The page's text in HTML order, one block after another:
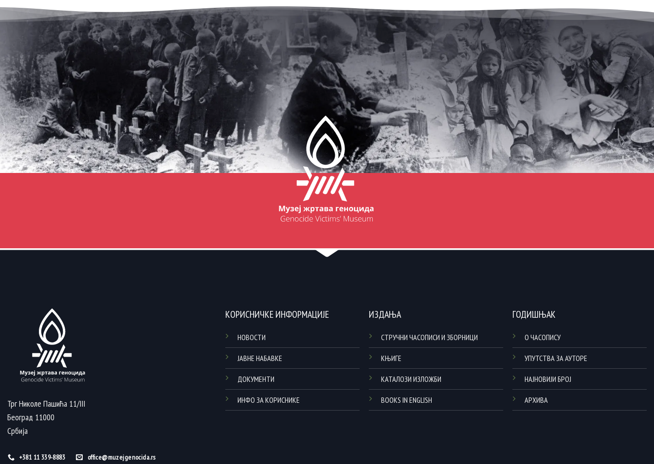
Трг Николе Пашића 11/III
Београд 11000
Србија
+381 11 339-8883 office@muzejgenocida.rs
КОРИСНИЧКЕ ИНФОРМАЦИЈЕ
НОВОСТИ
ЈАВНЕ НАБАВКЕ
ДОКУМЕНТИ
ИНФО ЗА КОРИСНИКЕ
ИЗДАЊА
СТРУЧНИ ЧАСОПИСИ И ЗБОРНИЦИ
КЊИГЕ
КАТАЛОЗИ ИЗЛОЖБИ
BOOKS IN ENGLISH
ГОДИШЊАК
О ЧАСОПИСУ
УПУТСТВА ЗА АУТОРЕ
НАЈНОВИЈИ БРОЈ
АРХИВА